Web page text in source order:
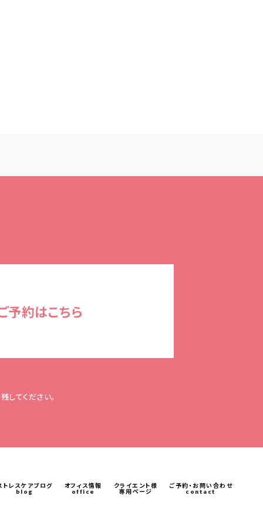
予約はこちら
てください。
トレスケアブログ
blog
オフィス情報
office
クライエント様
専用ページ
ご予約・お問い合わせ
contact